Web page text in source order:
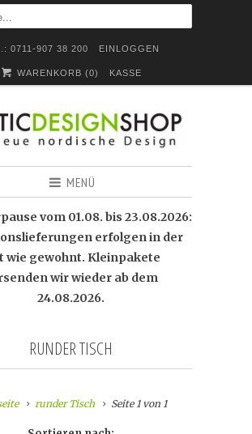
0711-907 38 200 EINLOGGEN
WARENKORB (0) KASSE
MENÜ
vom 01.08. bis 23.08.2026:
erfolgen in der
wie gewohnt. Kleinpakete
wir wieder ab dem
24.08.2026.
RUNDER TISCH
runder Tisch Seite 1 von 1